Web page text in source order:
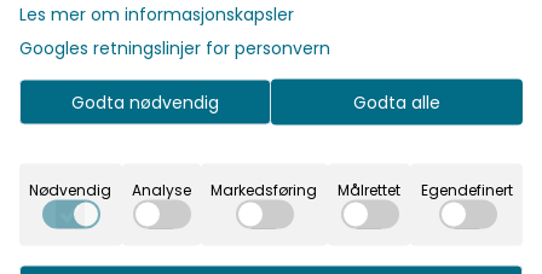
Les mer om informasjonskapsler
Googles retningslinjer for personvern
Godta nødvendig Godta alle
Nødvendig Analyse Markedsføring Målrettet Egendefinert